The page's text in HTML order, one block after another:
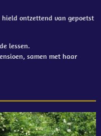
ontzettend van gepoetst
lessen.
samen met haar